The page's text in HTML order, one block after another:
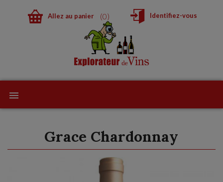
0
Allez au panier Identifiez-vous
Grace Chardonnay